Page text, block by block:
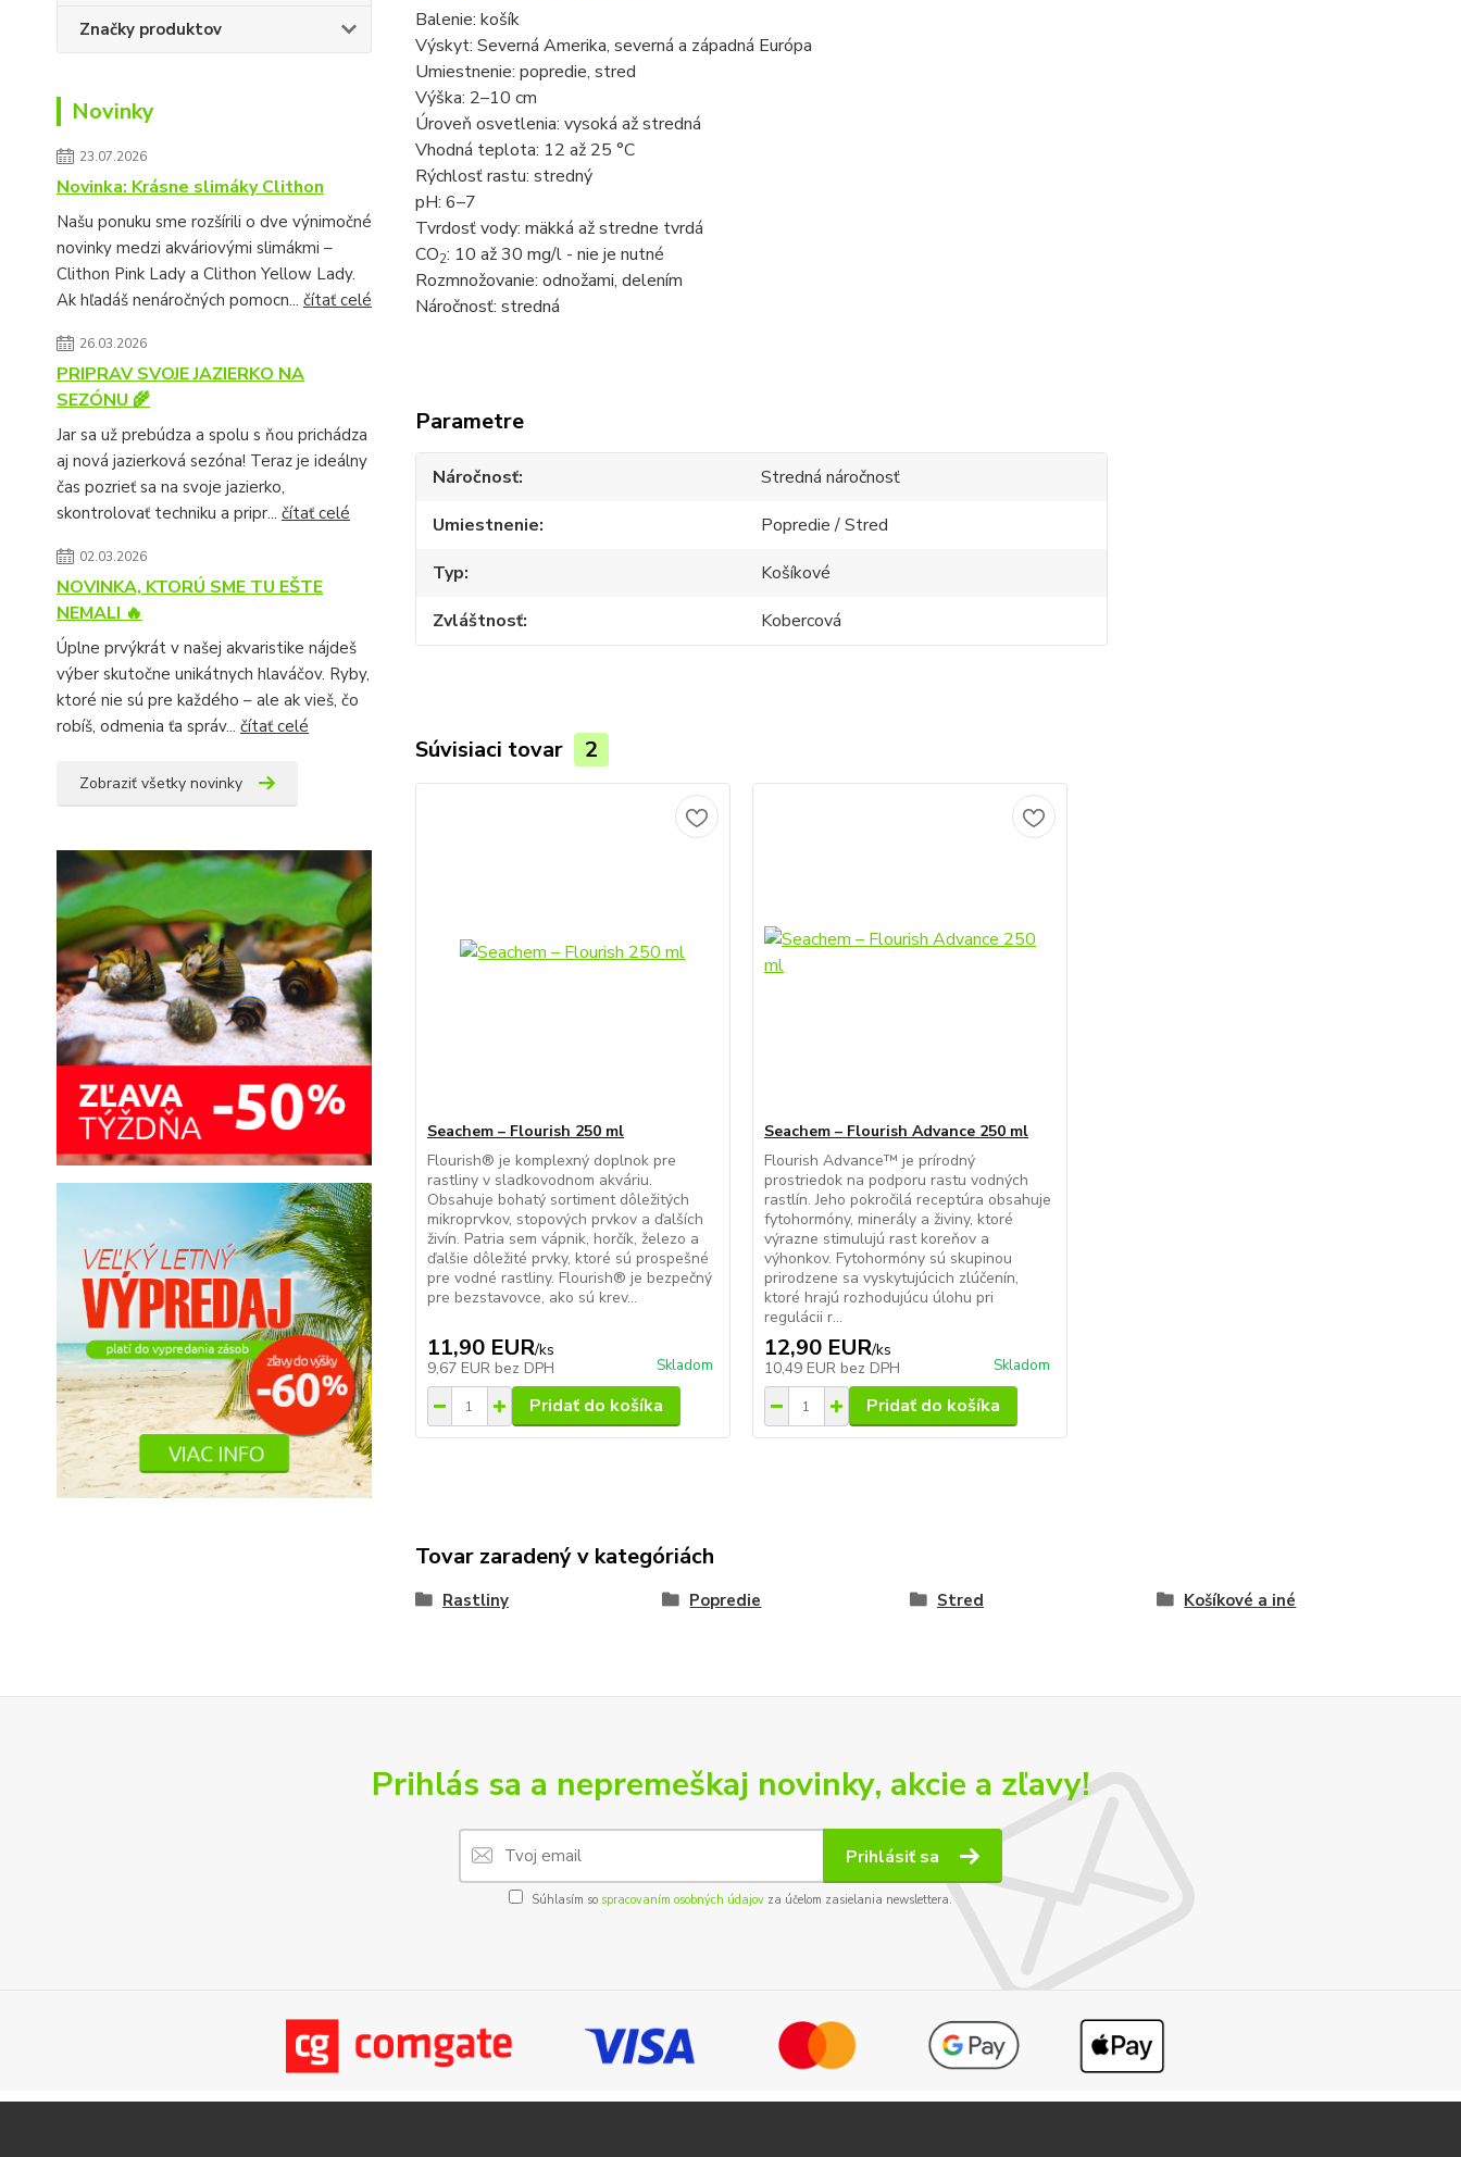
Značky produktov
Novinky
23.07.2026
Novinka: Krásne slimáky Clithon
Našu ponuku sme rozšírili o dve výnimočné
novinky medzi akváriovými slimákmi –
Clithon Pink Lady a Clithon Yellow Lady.
Ak hľadáš nenáročných pomocn... čítať celé
26.03.2026
PRIPRAV SVOJE JAZIERKO NA
SEZÓNU 🌾
Jar sa už prebúdza a spolu s ňou prichádza
aj nová jazierková sezóna! Teraz je ideálny
čas pozrieť sa na svoje jazierko,
skontrolovať techniku a pripr... čítať celé
02.03.2026
NOVINKA, KTORÚ SME TU EŠTE
NEMALI 🔥
Úplne prvýkrát v našej akvaristike nájdeš
výber skutočne unikátnych hlaváčov. Ryby,
ktoré nie sú pre každého – ale ak vieš, čo
robíš, odmenia ťa správ... čítať celé
Zobraziť všetky novinky
Balenie: košík
Výskyt: Severná Amerika, severná a západná Európa
Umiestnenie: popredie, stred
Výška: 2–10 cm
Úroveň osvetlenia: vysoká až stredná
Vhodná teplota: 12 až 25 °C
Rýchlosť rastu: stredný
pH: 6–7
Tvrdosť vody: mäkká až stredne tvrdá
CO2: 10 až 30 mg/l - nie je nutné
Rozmnožovanie: odnožami, delením
Náročnosť: stredná
Parametre
Náročnosť
Stredná náročnosť
Umiestnenie
Popredie / Stred
Typ
Košíkové
Zvláštnosť
Kobercová
Súvisiaci tovar 2
Seachem – Flourish 250 ml
Flourish® je komplexný doplnok pre
rastliny v sladkovodnom akváriu.
Obsahuje bohatý sortiment dôležitých
mikroprvkov, stopových prvkov a ďalších
živín. Patria sem vápnik, horčík, železo a
ďalšie dôležité prvky, ktoré sú prospešné
pre vodné rastliny. Flourish® je bezpečný
pre bezstavovce, ako sú krev...
11,90 EUR/ks
9,67 EUR bez DPH Skladom
Pridať do košíka
Seachem – Flourish Advance 250 ml
Flourish Advance™ je prírodný
prostriedok na podporu rastu vodných
rastlín. Jeho pokročilá receptúra ​​obsahuje
fytohormóny, minerály a živiny, ktoré
výrazne stimulujú rast koreňov a
výhonkov. Fytohormóny sú skupinou
prirodzene sa vyskytujúcich zlúčenín,
ktoré hrajú rozhodujúcu úlohu pri
regulácii r...
12,90 EUR/ks
10,49 EUR bez DPH Skladom
Pridať do košíka
Tovar zaradený v kategóriách
Rastliny Popredie Stred Košíkové a iné
Prihlás sa a nepremeškaj novinky, akcie a zľavy!
Prihlásiť sa
Súhlasím so spracovaním osobných údajov za účelom zasielania newslettera.